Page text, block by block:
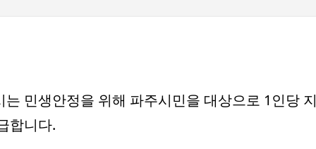
는 민생안정을 위해 파주시민을 대상으로 1인당
합니다.